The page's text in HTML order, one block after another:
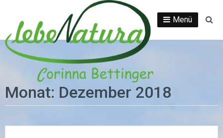
Inhalt
Menü
Monat: Dezember 2018